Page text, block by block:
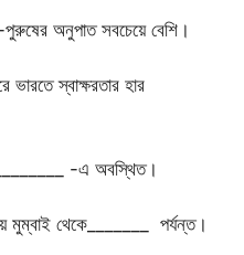
অনুপাত সবচেয়ে বেশি।
স্বাক্ষরতার হার
-এ অবস্থিত।
মুম্বাই থেকে_______ পর্যন্ত।